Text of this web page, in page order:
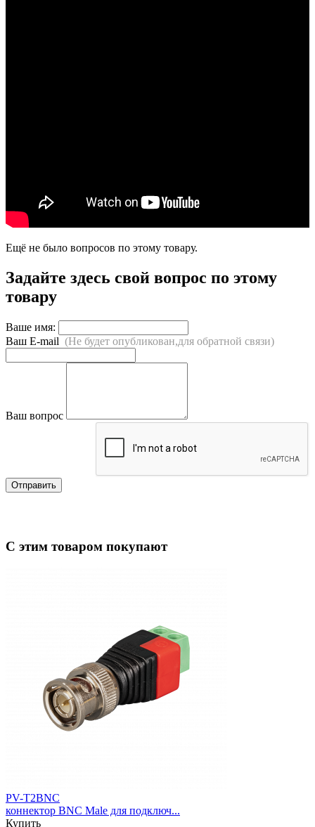
Ещё не было вопросов по этому товару.
Задайте здесь свой вопрос по этому
товару
Ваше имя:
Ваш E-mail (Не будет опубликован,для обратной связи)
Ваш вопрос
Отправить
С этим товаром покупают
PV-T2BNC
коннектор BNC Male для подключ...
Купить